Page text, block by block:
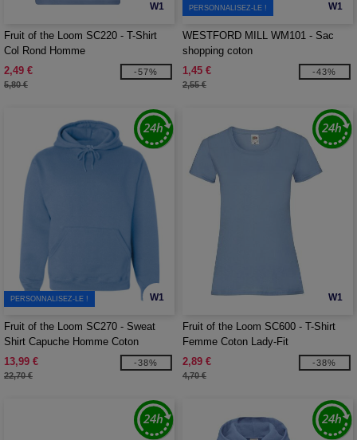
W1
Fruit of the Loom SC220 - T-Shirt
Col Rond Homme
2,49 €
5,80 €
-57%
W1
PERSONNALISEZ-LE !
WESTFORD MILL WM101 - Sac
shopping coton
1,45 €
2,55 €
-43%
W1
PERSONNALISEZ-LE !
Fruit of the Loom SC270 - Sweat
Shirt Capuche Homme Coton
13,99 €
22,70 €
-38%
W1
Fruit of the Loom SC600 - T-Shirt
Femme Coton Lady-Fit
2,89 €
4,70 €
-38%